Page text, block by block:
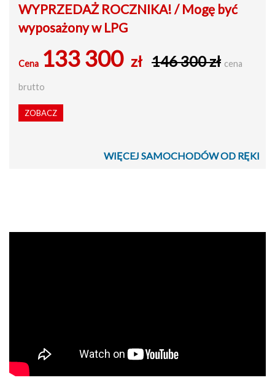
WYPRZEDAŻ ROCZNIKA! / Mogę być
wyposażony w LPG
Cena 133 300 zł 146 300 zł cena
brutto
ZOBACZ
WIĘCEJ SAMOCHODÓW OD RĘKI